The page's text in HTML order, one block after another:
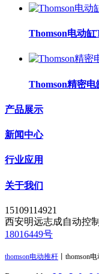
Thomson电动缸
Thomson精密电
产品展示
新闻中心
行业应用
关于我们
15109114921
西安明远志成自动控
18016449号
thomson电动推杆 thomson